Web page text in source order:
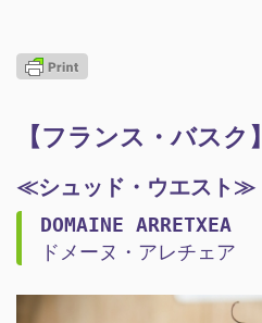
【フランス・バスク】
≪シュッド・ウエスト≫
DOMAINE ARRETXEA
ドメーヌ・アレチェア